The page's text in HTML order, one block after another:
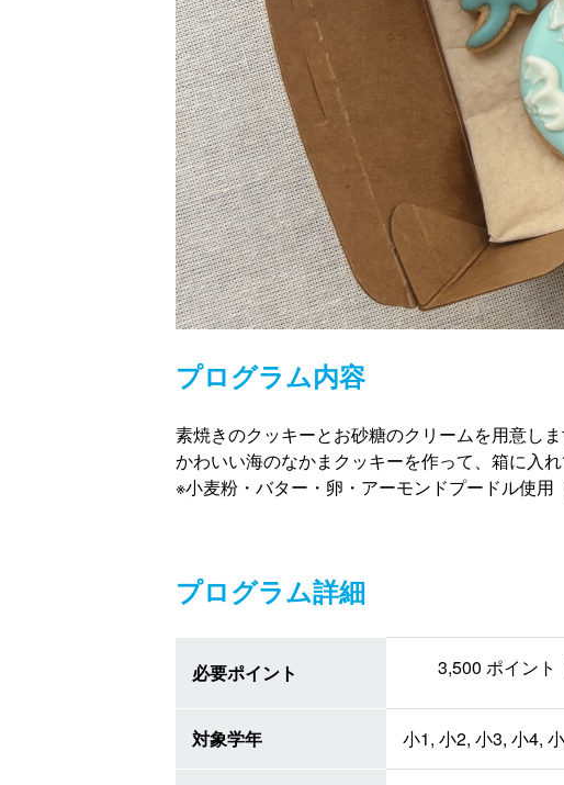
プログラム内容
素焼きのクッキーとお砂糖のクリームを用意しま
かわいい海のなかまクッキーを作って、箱に入れ
※小麦粉・バター・卵・アーモンドプードル使用
プログラム詳細
必要ポイント 3,500 ポイント
対象学年 小1, 小2, 小3, 小4,